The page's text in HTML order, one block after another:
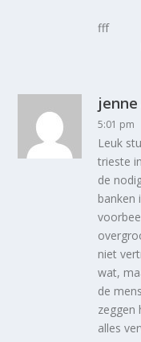
fff
jenne
5:01 pm
Leuk
trieste
de
banken
niet
wat,
de
zeggen
alles